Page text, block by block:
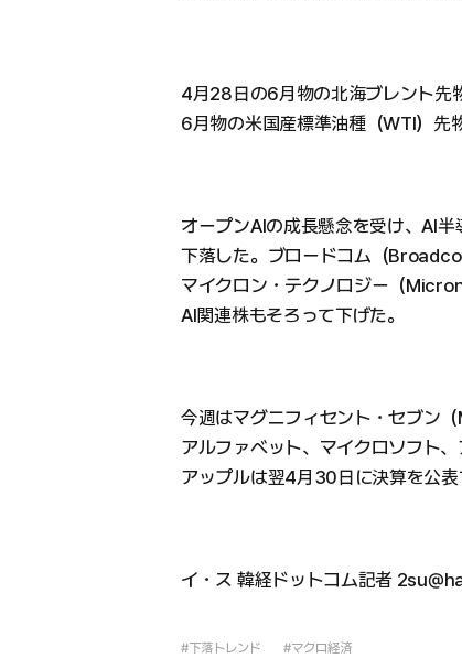
4月28日の6月物の北海ブレント先
6月物の米国産標準油種（WTI）先
オープンAIの成長懸念を受け、AI
下落した。ブロードコム（
マイクロン・テクノロジー（
AI関連株もそろって下げた。
今週はマグニフィセント・セブン
アルファベット、マイクロソフト
アップルは翌4月30日に決算を公表
イ・ス 韓経ドットコム記者
#下落トレンド #マクロ経済